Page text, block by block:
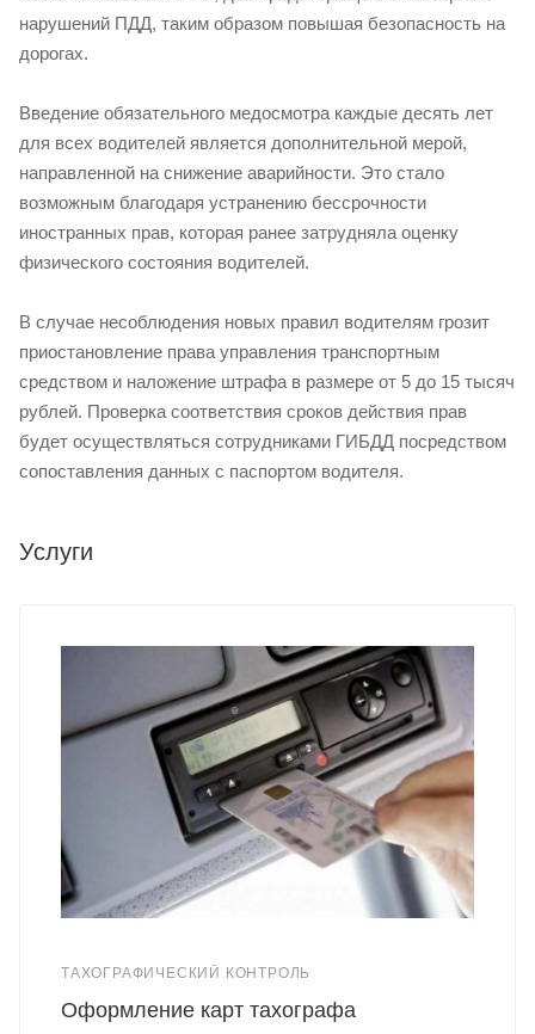
нарушений ПДД, таким образом повышая безопасность на
дорогах.
Введение обязательного медосмотра каждые десять лет
для всех водителей является дополнительной мерой,
направленной на снижение аварийности. Это стало
возможным благодаря устранению бессрочности
иностранных прав, которая ранее затрудняла оценку
физического состояния водителей.
В случае несоблюдения новых правил водителям грозит
приостановление права управления транспортным
средством и наложение штрафа в размере от 5 до 15 тысяч
рублей. Проверка соответствия сроков действия прав
будет осуществляться сотрудниками ГИБДД посредством
сопоставления данных с паспортом водителя.
Услуги
ТАХОГРАФИЧЕСКИЙ КОНТРОЛЬ
Оформление карт тахографа